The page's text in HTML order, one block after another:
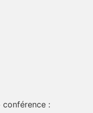
conférence :